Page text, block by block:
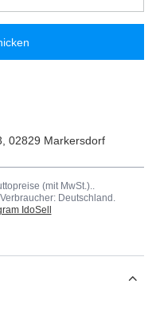
02829 Markersdorf
(mit MwSt.)..
Deutschland .